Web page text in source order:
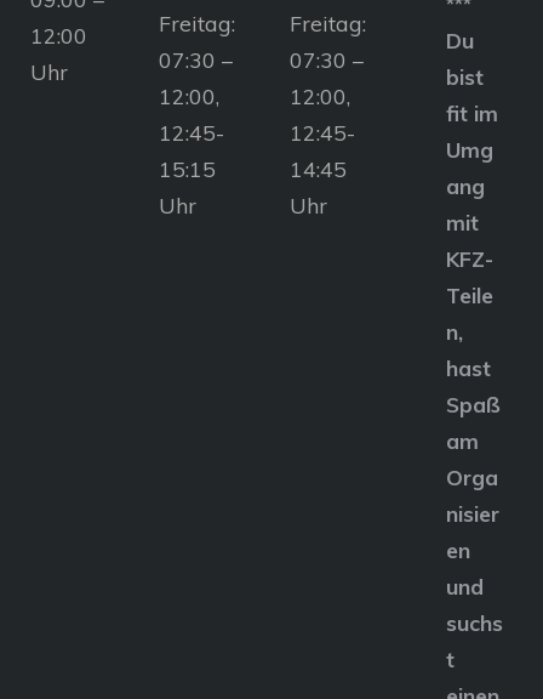
12:00
Uhr
Freitag:
07:30 –
12:00,
12:45-
15:15
Uhr
Freitag:
07:30 –
12:00,
12:45-
14:45
Uhr
Du
bist
fit im
Umg
ang
mit
KFZ-
Teile
n,
hast
Spaß
am
Orga
nisier
en
und
suchs
t